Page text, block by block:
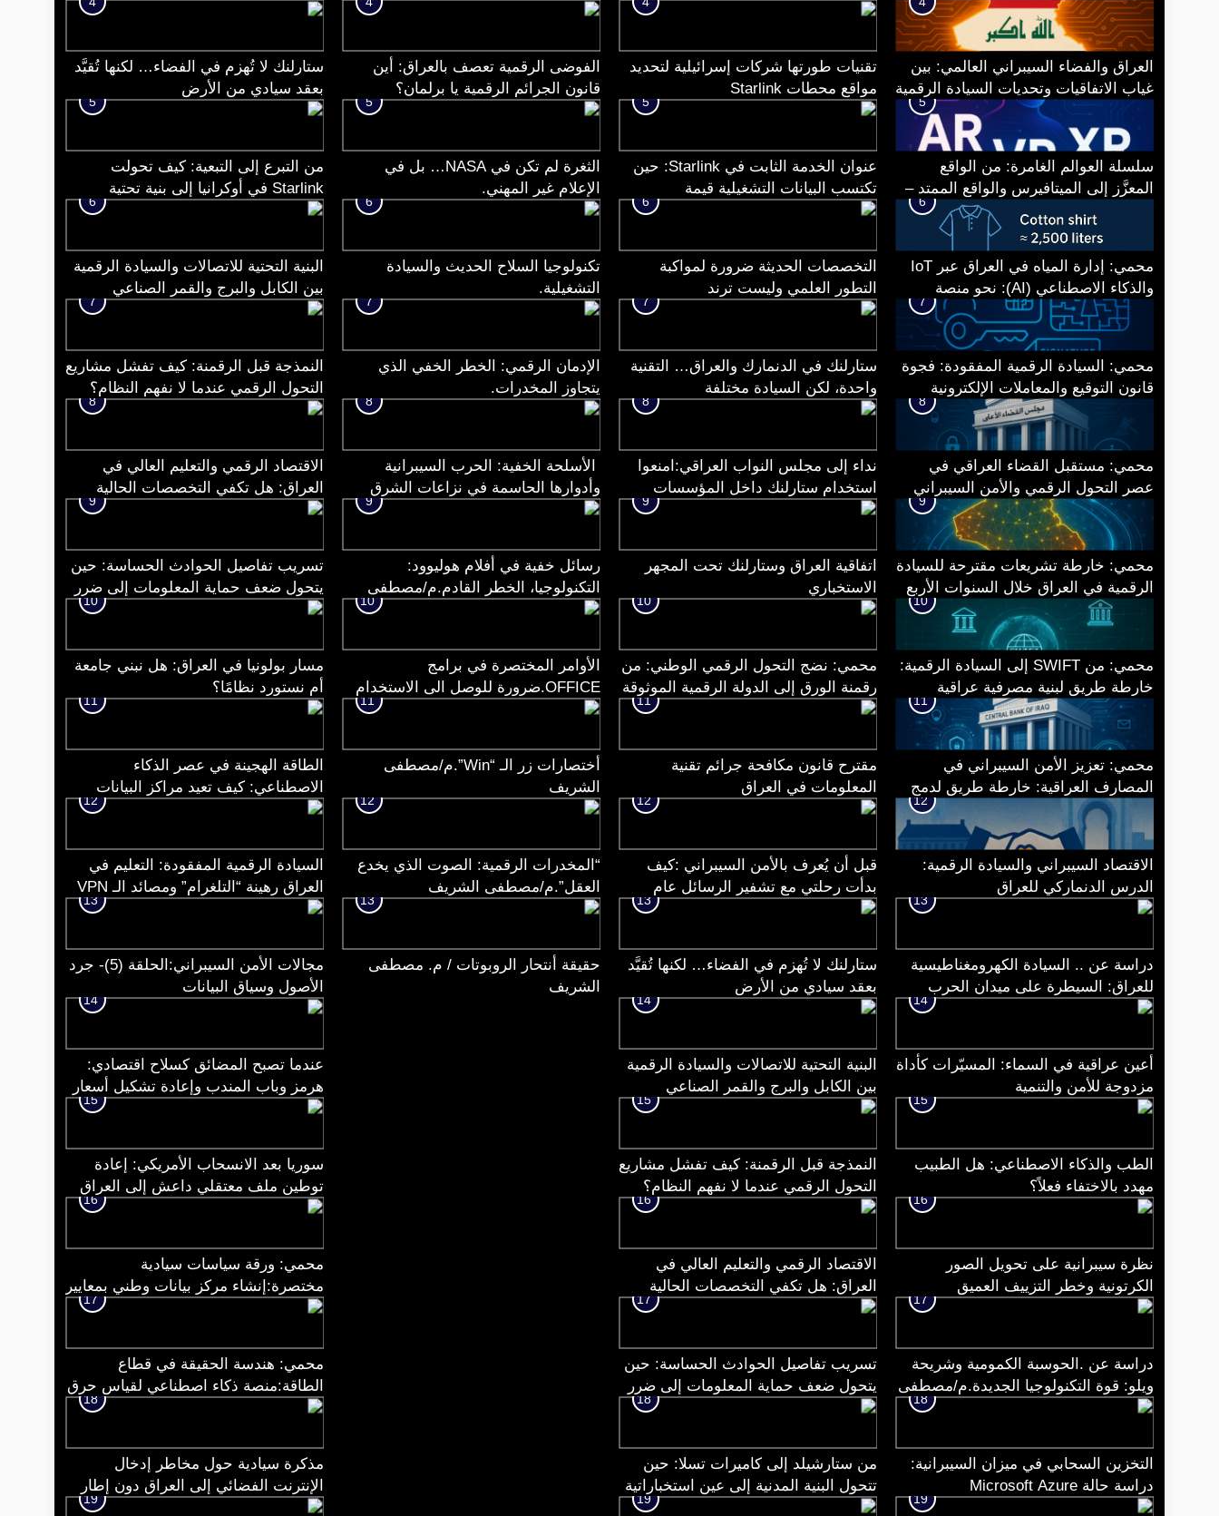
مؤسسات الجمهورية الرقمية.
العراق والفضاء السيبراني العالمي: بين
غياب الاتفاقيات وتحديات السيادة الرقمية
5
سلسلة العوالم الغامرة: من الواقع
المعزَّز إلى الميتافيرس والواقع الممتد –
6
محمي: إدارة المياه في العراق عبر IoT
والذكاء الاصطناعي (AI): نحو منصة
وطنية للبصمة المائية
7
محمي: السيادة الرقمية المفقودة: فجوة
قانون التوقيع والمعاملات الإلكترونية
العراقي أمام eIDAS 2.0
8
محمي: مستقبل القضاء العراقي في
عصر التحول الرقمي والأمن السيبراني
9
محمي: خارطة تشريعات مقترحة للسيادة
الرقمية في العراق خلال السنوات الأربع
المقبلة
10
محمي: من SWIFT إلى السيادة الرقمية:
خارطة طريق لبنية مصرفية عراقية
سيادية مستقلة.
11
محمي: تعزيز الأمن السيبراني في
المصارف العراقية: خارطة طريق لدمج
NIST 2.0 مع حلول Palantir
12
الاقتصاد السيبراني والسيادة الرقمية:
الدرس الدنماركي للعراق
13
دراسة عن .. السيادة الكهرومغناطيسية
للعراق: السيطرة على ميدان الحرب
الخامسة
14
أعين عراقية في السماء: المسيّرات كأداة
مزدوجة للأمن والتنمية
15
الطب والذكاء الاصطناعي: هل الطبيب
مهدد بالاختفاء فعلاً؟
16
نظرة سيبرانية على تحويل الصور
الكرتونية وخطر التزييف العميق
17
دراسة عن .الحوسبة الكمومية وشريحة
ويلو: قوة التكنولوجيا الجديدة.م/مصطفى
الشريف
18
التخزين السحابي في ميزان السيبرانية:
دراسة حالة Microsoft Azure
19
المحمولة
تقنيات طورتها شركات إسرائيلية لتحديد
مواقع محطات Starlink
5
عنوان الخدمة الثابت في Starlink: حين
تكتسب البيانات التشغيلية قيمة
استخباراتية محتملة
6
التخصصات الحديثة ضرورة لمواكبة
التطور العلمي وليست ترند
7
ستارلنك في الدنمارك والعراق… التقنية
واحدة، لكن السيادة مختلفة
8
نداء إلى مجلس النواب العراقي:امنعوا
استخدام ستارلنك داخل المؤسسات
الحكومية والأمنية قبل أن تتحول الخدمة
9
اتفاقية العراق وستارلنك تحت المجهر
الاستخباري
10
محمي: نضج التحول الرقمي الوطني: من
رقمنة الورق إلى الدولة الرقمية الموثوقة
11
مقترح قانون مكافحة جرائم تقنية
المعلومات في العراق
12
قبل أن يُعرف بالأمن السيبراني :كيف
بدأت رحلتي مع تشفير الرسائل عام
1997… وامتدت إلى البحث في حماية13
ستارلنك لا تُهزم في الفضاء… لكنها تُقيَّد
بعقد سيادي من الأرض
14
البنية التحتية للاتصالات والسيادة الرقمية
بين الكابل والبرج والقمر الصناعي
15
النمذجة قبل الرقمنة: كيف تفشل مشاريع
التحول الرقمي عندما لا نفهم النظام؟
16
الاقتصاد الرقمي والتعليم العالي في
العراق: هل تكفي التخصصات الحالية
لمواكبة التحول القادم؟
17
تسريب تفاصيل الحوادث الحساسة: حين
يتحول ضعف حماية المعلومات إلى ضرر
إنساني ومؤسسي
18
من ستارشيلد إلى كاميرات تسلا: حين
تتحول البنية المدنية إلى عين استخباراتية
متنقلة
19
الفوضى الرقمية تعصف بالعراق: أين
قانون الجرائم الرقمية يا برلمان؟
5
الثغرة لم تكن في NASA… بل في
الإعلام غير المهني.
6
تكنولوجيا السلاح الحديث والسيادة
التشغيلية.
7
الإدمان الرقمي: الخطر الخفي الذي
يتجاوز المخدرات.
8
الأسلحة الخفية: الحرب السيبرانية
وأدوارها الحاسمة في نزاعات الشرق
الأوسط
9
رسائل خفية في أفلام هوليوود:
التكنولوجيا، الخطر القادم.م/مصطفى
الشريف
10
الأوامر المختصرة في برامج
OFFICE.ضرورة للوصل الى الاستخدام
المحترف.م/مصطفى الشريف
11
أختصارات زر الـ “Win”.م/مصطفى
الشريف
12
“المخدرات الرقمية: الصوت الذي يخدع
العقل”.م/مصطفى الشريف
13
حقيقة أنتحار الروبوتات / م. مصطفى
الشريف
ستارلنك لا تُهزم في الفضاء… لكنها تُقيَّد
بعقد سيادي من الأرض
5
من التبرع إلى التبعية: كيف تحولت
Starlink في أوكرانيا إلى بنية تحتية
استراتيجية خارج السيادة الوطنية؟
6
البنية التحتية للاتصالات والسيادة الرقمية
بين الكابل والبرج والقمر الصناعي
7
النمذجة قبل الرقمنة: كيف تفشل مشاريع
التحول الرقمي عندما لا نفهم النظام؟
8
الاقتصاد الرقمي والتعليم العالي في
العراق: هل تكفي التخصصات الحالية
لمواكبة التحول القادم؟
9
تسريب تفاصيل الحوادث الحساسة: حين
يتحول ضعف حماية المعلومات إلى ضرر
إنساني ومؤسسي
10
مسار بولونيا في العراق: هل نبني جامعة
أم نستورد نظامًا؟
11
الطاقة الهجينة في عصر الذكاء
الاصطناعي: كيف تعيد مراكز البيانات
رسم مستقبل الطاقة النووية و الطاقة
12
السيادة الرقمية المفقودة: التعليم في
العراق رهينة “التلغرام” ومصائد الـ VPN
13
مجالات الأمن السيبراني:الحلقة (5)- جرد
الأصول وسياق البيانات
14
عندما تصبح المضائق كسلاح اقتصادي:
هرمز وباب المندب وإعادة تشكيل أسعار
الطاقة
15
سوريا بعد الانسحاب الأمريكي: إعادة
توطين ملف معتقلي داعش إلى العراق
وتداعياته الأمنية الإقليمية
16
محمي: ورقة سياسات سيادية
مختصرة:إنشاء مركز بيانات وطني بمعايير
دولية في العراق.
17
محمي: هندسة الحقيقة في قطاع
الطاقة:منصة ذكاء اصطناعي لقياس حرق
الغاز وربطه بعجز الكهرباء والدَّين
18
مذكرة سيادية حول مخاطر إدخال
الإنترنت الفضائي إلى العراق دون إطار
وطني ضابط:
19